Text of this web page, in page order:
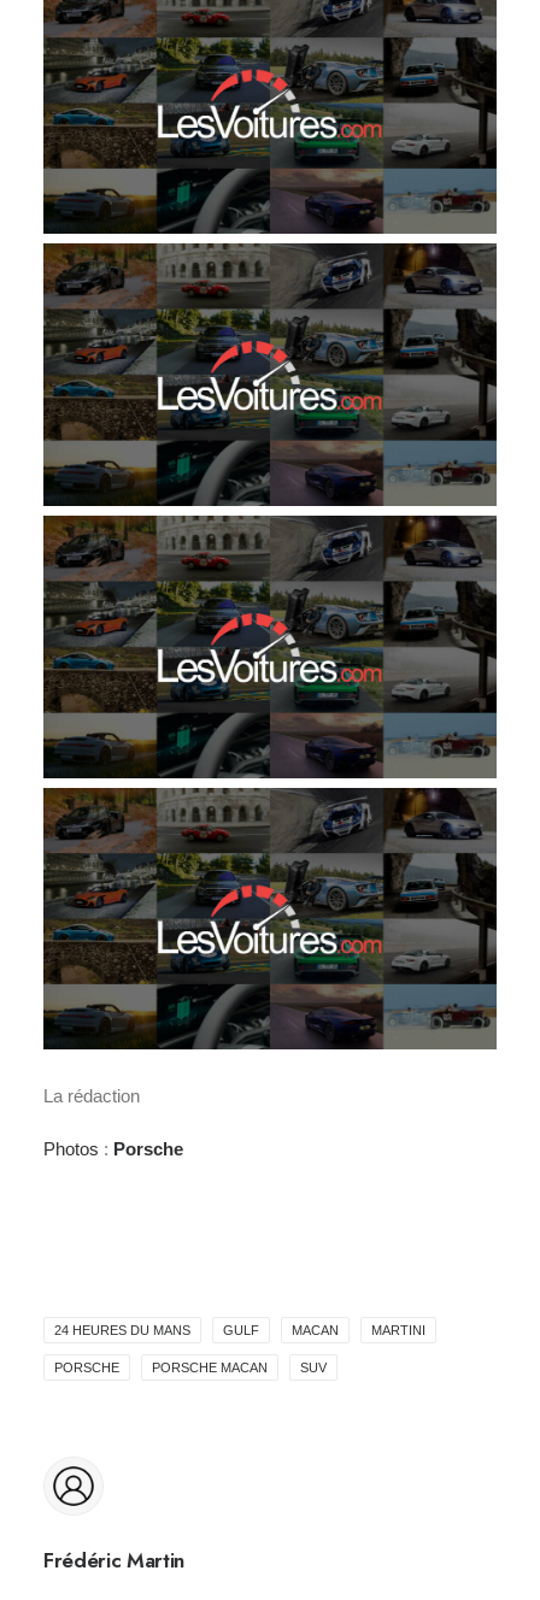
La rédaction
Photos : Porsche
24 HEURES DU MANS GULF MACAN MARTINI
PORSCHE PORSCHE MACAN SUV
Frédéric Martin